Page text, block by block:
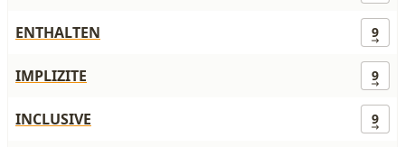
ENTHALTEN 9
IMPLIZITE 9
INCLUSIVE 9